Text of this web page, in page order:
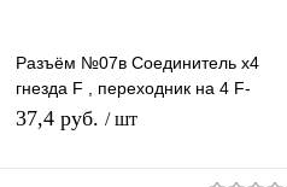
Разъём №07в Соединитель x4
гнезда F , переходник на 4 F-
гнезда (крестовая бочка) F20
37,4 руб. / шт